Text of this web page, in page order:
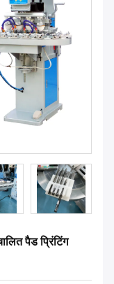
पैड प्रिंटिंग